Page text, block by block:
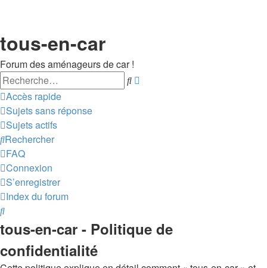
tous-en-car
Forum des aménageurs de car !
Rechercher
Accès rapide
Sujets sans réponse
Sujets actifs
Rechercher
FAQ
Connexion
S’enregistrer
Index du forum
Rechercher
tous-en-car - Politique de
confidentialité